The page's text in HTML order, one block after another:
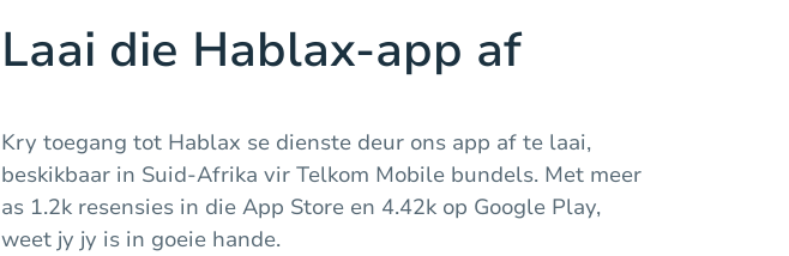
Laai die Hablax-app af
Kry toegang tot Hablax se dienste deur ons app af te laai,
beskikbaar in Suid-Afrika vir Telkom Mobile bundels. Met meer
as 1.2k resensies in die App Store en 4.42k op Google Play,
weet jy jy is in goeie hande.